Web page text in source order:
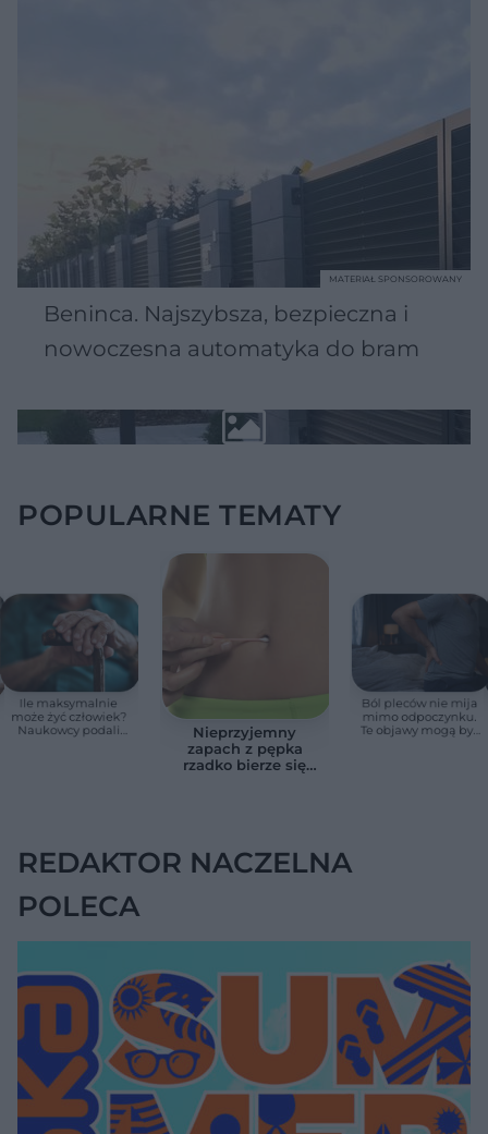
Beninca. Najszybsza, bezpieczna i
nowoczesna automatyka do bram
MATERIAŁ SPONSOROWANY
POPULARNE TEMATY
Ile maksymalnie
może żyć człowiek?
Naukowcy podali
Nieprzyjemny
zapach z pępka
rzadko bierze się
Ból pleców nie mija
mimo odpoczynku.
Te objawy mogą być
REDAKTOR NACZELNA
POLECA